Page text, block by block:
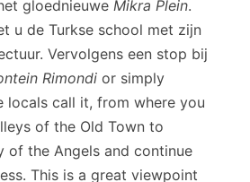
gloednieuwe Mikra Plein.
u de Turkse school met zijn
Vervolgens een stop bij
Rimondi or simply
locals call it, from where you
of the Old Town to
of the Angels and continue
This is a great viewpoint